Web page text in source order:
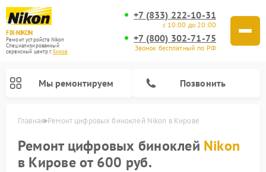
FIX-NIKON
Ремонт устройств Nikon
Специализированный
cервисный центр г.Киров
+7 (833) 222-10-31
с 10:00 до 20:00
+7 (800) 302-71-75
Звонок бесплатный по РФ
Мы ремонтируем Позвонить
Главная Ремонт цифровых биноклей Nikon в Кирове
Ремонт цифровых биноклей Nikon
в Кирове от 600 руб.